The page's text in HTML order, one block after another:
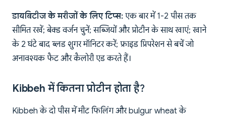
डायबिटीज के मरीजों के लिए टिप्स: एक बार में 1-2 पीस तक
सीमित रखें; बेक्ड वर्जन चुनें; सब्जियों और प्रोटीन के साथ खाएं; खाने
के 2 घंटे बाद ब्लड शुगर मॉनिटर करें; फ्राइड प्रिपरेशन से बचें जो
अनावश्यक फैट और कैलोरी एड करते हैं।
Kibbeh में कितना प्रोटीन होता है?
Kibbeh के दो पीस में मीट फिलिंग और bulgur wheat के